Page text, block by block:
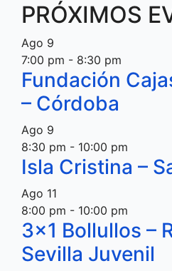
PRÓXIMOS
Ago 9
7:00 pm - 8:30 pm
Fundación
– Córdoba
Ago 9
8:30 pm - 10:00 pm
Isla Cristina –
Ago 11
8:00 pm - 10:00 pm
3×1 Bollullos –
Sevilla Juvenil